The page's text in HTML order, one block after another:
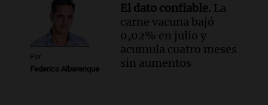
Por
Federico Albarenque
El dato confiable. La
carne vacuna bajó
0,02% en julio y
acumula cuatro meses
sin aumentos